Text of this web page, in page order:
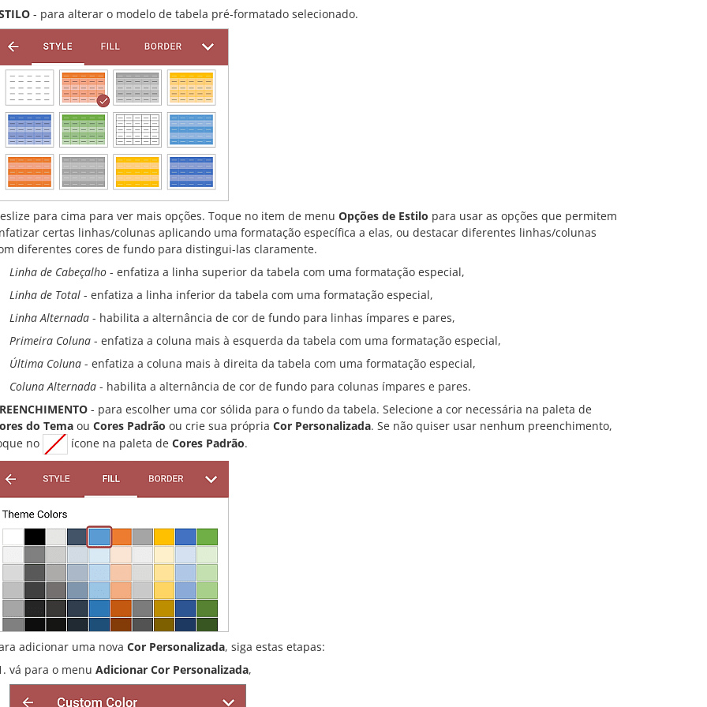
- para alterar o modelo de tabela pré-formatado selecionado.
para cima para ver mais opções. Toque no item de menu Opções de Estilo para usar as opções que permitem
certas linhas/colunas aplicando uma formatação específica a elas, ou destacar diferentes linhas/colunas
diferentes cores de fundo para distingui-las claramente.
Linha de Cabeçalho - enfatiza a linha superior da tabela com uma formatação especial,
Linha de Total - enfatiza a linha inferior da tabela com uma formatação especial,
Linha Alternada - habilita a alternância de cor de fundo para linhas ímpares e pares,
Primeira Coluna - enfatiza a coluna mais à esquerda da tabela com uma formatação especial,
Última Coluna - enfatiza a coluna mais à direita da tabela com uma formatação especial,
Coluna Alternada - habilita a alternância de cor de fundo para colunas ímpares e pares.
- para escolher uma cor sólida para o fundo da tabela. Selecione a cor necessária na paleta de
do Tema ou Cores Padrão ou crie sua própria Cor Personalizada. Se não quiser usar nenhum preenchimento,
no
ícone na paleta de Cores Padrão.
adicionar uma nova Cor Personalizada, siga estas etapas:
vá para o menu Adicionar Cor Personalizada,